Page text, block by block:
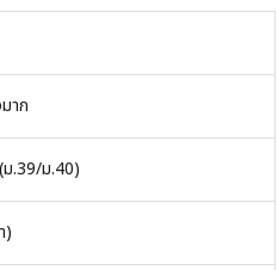
าก
.39/ม.40)
)